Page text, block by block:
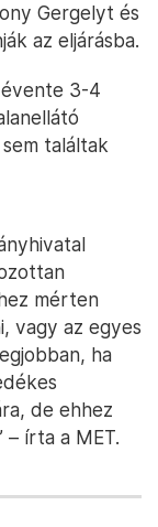
Gergelyt és
az eljárásba.
3-4
találtak
mérten
vagy az egyes
ha
de ehhez
– írta a MET.